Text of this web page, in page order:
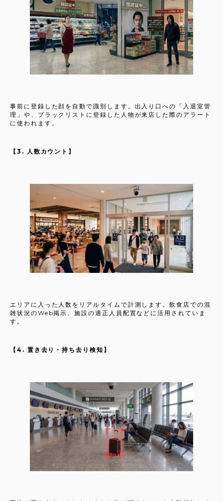
事前に登録した顔を自動で識別します。出入り口への「入退室管
理」や、ブラックリストに登録した人物が来店した際のアラート
に使われます。
【3. 人数カウント】
エリアに入った人数をリアルタイムで計測します。飲食店での混
雑状況のWeb掲示、施設の適正人員配置などに活用されていま
す。
【4. 置き去り・持ち去り検知】